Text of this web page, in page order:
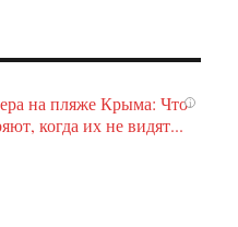
i
на пляже Крыма: Что
когда их не видят...